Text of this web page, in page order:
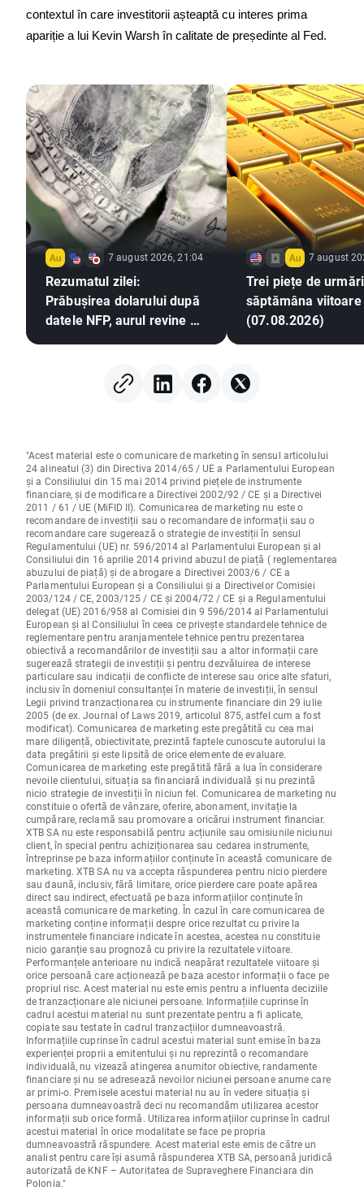
contextul în care investitorii așteaptă cu interes prima
apariție a lui Kevin Warsh în calitate de președinte al Fed.
7 august 2026, 21:04
Rezumatul zilei:
Prăbușirea dolarului după
datele NFP, aurul revine pe
7 august
Trei piețe de
săptămâna viitoare
(07.08.2026)
"Acest material este o comunicare de marketing în sensul articolului
24 alineatul (3) din Directiva 2014/65 / UE a Parlamentului European
și a Consiliului din 15 mai 2014 privind piețele de instrumente
financiare, și de modificare a Directivei 2002/92 / CE și a Directivei
2011 / 61 / UE (MiFID II). Comunicarea de marketing nu este o
recomandare de investiții sau o recomandare de informații sau o
recomandare care sugerează o strategie de investiții în sensul
Regulamentului (UE) nr. 596/2014 al Parlamentului European și al
Consiliului din 16 aprilie 2014 privind abuzul de piață ( reglementarea
abuzului de piață) și de abrogare a Directivei 2003/6 / CE a
Parlamentului European și a Consiliului și a Directivelor Comisiei
2003/124 / CE, 2003/125 / CE și 2004/72 / CE și a Regulamentului
delegat (UE) 2016/958 al Comisiei din 9 596/2014 al Parlamentului
European și al Consiliului în ceea ce privește standardele tehnice de
reglementare pentru aranjamentele tehnice pentru prezentarea
obiectivă a recomandărilor de investiții sau a altor informații care
sugerează strategii de investiții și pentru dezvăluirea de interese
particulare sau indicații de conflicte de interese sau orice alte sfaturi,
inclusiv în domeniul consultanței în materie de investiții, în sensul
Legii privind tranzacționarea cu instrumente financiare din 29 iulie
2005 (de ex. Journal of Laws 2019, articolul 875, astfel cum a fost
modificat). Comunicarea de marketing este pregătită cu cea mai
mare diligență, obiectivitate, prezintă faptele cunoscute autorului la
data pregătirii și este lipsită de orice elemente de evaluare.
Comunicarea de marketing este pregătită fără a lua în considerare
nevoile clientului, situația sa financiară individuală și nu prezintă
nicio strategie de investiții în niciun fel. Comunicarea de marketing nu
constituie o ofertă de vânzare, oferire, abonament, invitație la
cumpărare, reclamă sau promovare a oricărui instrument financiar.
XTB SA nu este responsabilă pentru acțiunile sau omisiunile niciunui
client, în special pentru achiziționarea sau cedarea instrumente,
întreprinse pe baza informațiilor conținute în această comunicare de
marketing. XTB SA nu va accepta răspunderea pentru nicio pierdere
sau daună, inclusiv, fără limitare, orice pierdere care poate apărea
direct sau indirect, efectuată pe baza informațiilor conținute în
această comunicare de marketing. În cazul în care comunicarea de
marketing conține informații despre orice rezultat cu privire la
instrumentele financiare indicate în acestea, acestea nu constituie
nicio garanție sau prognoză cu privire la rezultatele viitoare.
Performanțele anterioare nu indică neapărat rezultatele viitoare și
orice persoană care acționează pe baza acestor informații o face pe
propriul risc. Acest material nu este emis pentru a influenta deciziile
de tranzacționare ale niciunei persoane. Informațiile cuprinse în
cadrul acestui material nu sunt prezentate pentru a fi aplicate,
copiate sau testate în cadrul tranzacțiilor dumneavoastră.
Informațiile cuprinse în cadrul acestui material sunt emise în baza
experienței proprii a emitentului și nu reprezintă o recomandare
individuală, nu vizează atingerea anumitor obiective, randamente
financiare și nu se adresează nevoilor niciunei persoane anume care
ar primi-o. Premisele acestui material nu au în vedere situația și
persoana dumneavoastră deci nu recomandăm utilizarea acestor
informații sub orice formă. Utilizarea informațiilor cuprinse în cadrul
acestui material în orice modalitate se face pe propria
dumneavoastră răspundere. Acest material este emis de către un
analist pentru care își asumă răspunderea XTB SA, persoană juridică
autorizată de KNF – Autoritatea de Supraveghere Financiara din
Polonia."